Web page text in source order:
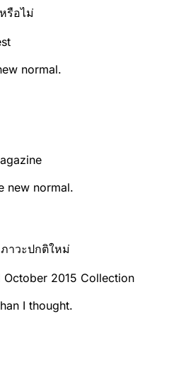
รือไม่
normal.
new normal.
าวะปกติใหม่
2015 Collection
I thought.